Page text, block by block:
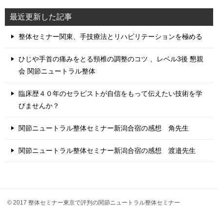
最近更新した記事
整体セミナー関東、手技療法とリハビリテーションを極める
ひじや手首の痛みをとる頸椎の調整のコツ 、レベル3後 懇親
会 関節ニュートラル整体
臨床歴４０年のセラピストが自信をもって伝えたい技術を学
びませんか？
関節ニュートラル整体セミナー新潟合宿の感想 角先生
関節ニュートラル整体セミナー新潟合宿の感想 渡邉先生
© 2017 整体セミナー東京で評判の関節ニュートラル整体セミナー